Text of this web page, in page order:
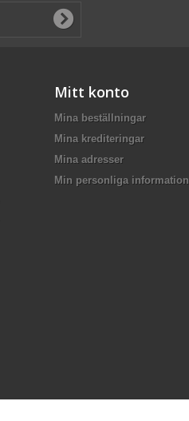
Mitt konto
Mina beställningar
Mina krediteringar
Mina adresser
Min personliga information